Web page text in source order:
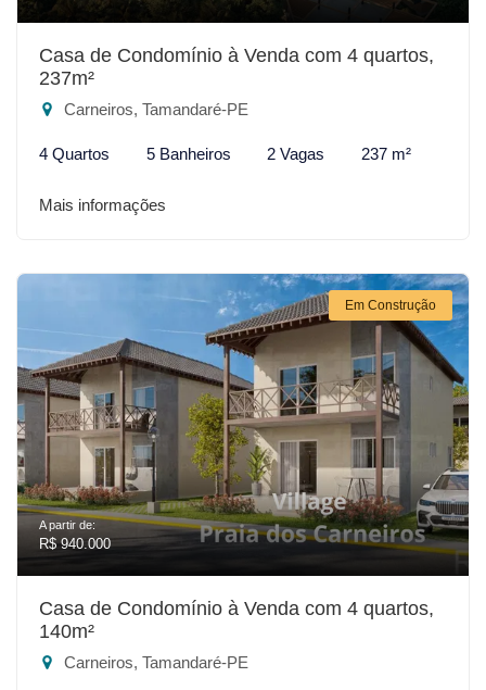
Casa de Condomínio à Venda com 4 quartos,
237m²
Carneiros, Tamandaré-PE
4 Quartos 5 Banheiros 2 Vagas 237 m²
Mais informações
Em Construção
A partir de:
R$ 940.000
Casa de Condomínio à Venda com 4 quartos,
140m²
Carneiros, Tamandaré-PE